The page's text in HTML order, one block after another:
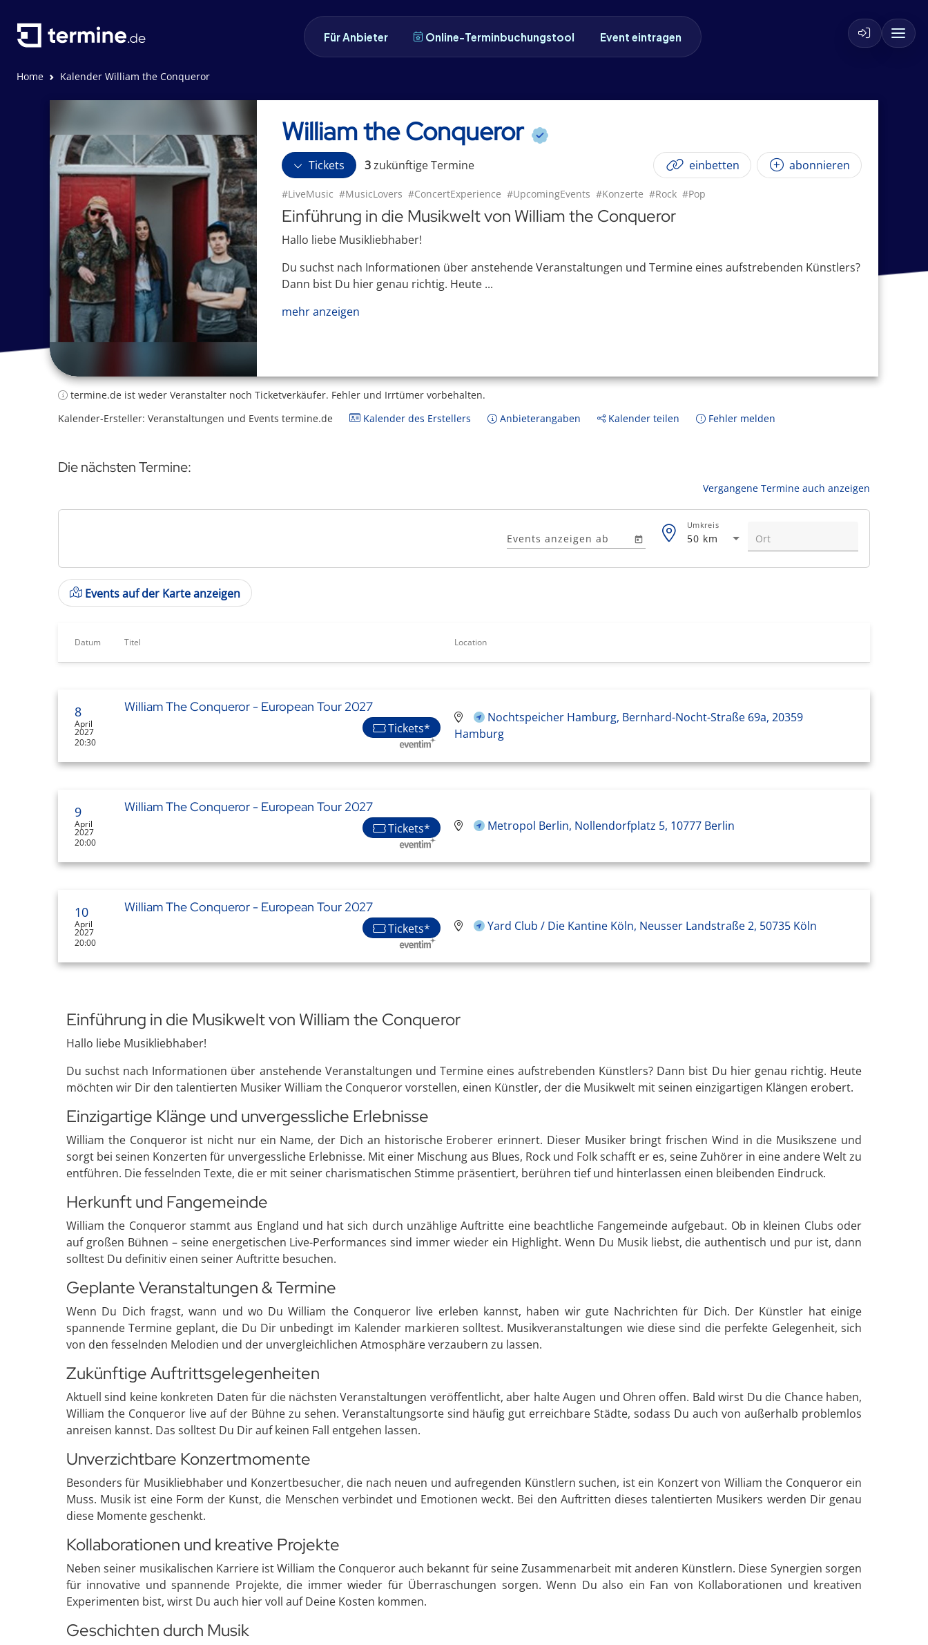
Für Anbieter Online-Terminbuchungstool Event eintragen
Home Kalender William the Conqueror
William the Conqueror
Tickets 3zukünftigeTermine einbetten abonnieren
#LiveMusic #MusicLovers #ConcertExperience #UpcomingEvents #Konzerte #Rock #Pop
Einführung in die Musikwelt von William the Conqueror
Hallo liebe Musikliebhaber!
Du suchst nach Informationen über anstehende Veranstaltungen und Termine eines aufstrebenden Künstlers?
Dann bist Du hier genau richtig. Heute ...
mehr anzeigen
termine.de ist weder Veranstalter noch Ticketverkäufer. Fehler und Irrtümer vorbehalten.
Kalender-Ersteller: Veranstaltungen und Events termine.de
Kalender des Erstellers Anbieterangaben Kalender teilen Fehler melden
Die nächsten Termine:
Vergangene Termine auch anzeigen
Events anzeigen ab 50 km
Umkreis
Events auf der Karte anzeigen
Datum Titel Location
8
April
2027
20:30
William The Conqueror - European Tour 2027
Tickets*
Nochtspeicher Hamburg, Bernhard-Nocht-Straße 69a, 20359
Hamburg
9
April
2027
20:00
William The Conqueror - European Tour 2027
Tickets* Metropol Berlin, Nollendorfplatz 5, 10777 Berlin
10
April
2027
20:00
William The Conqueror - European Tour 2027
Tickets* Yard Club / Die Kantine Köln, Neusser Landstraße 2, 50735 Köln
Einführung in die Musikwelt von William the Conqueror
Hallo liebe Musikliebhaber!
Du suchst nach Informationen über anstehende Veranstaltungen und Termine eines aufstrebenden Künstlers? Dann bist Du hier genau richtig. Heute
möchten wir Dir den talentierten Musiker William the Conqueror vorstellen, einen Künstler, der die Musikwelt mit seinen einzigartigen Klängen erobert.
Einzigartige Klänge und unvergessliche Erlebnisse
William the Conqueror ist nicht nur ein Name, der Dich an historische Eroberer erinnert. Dieser Musiker bringt frischen Wind in die Musikszene und
sorgt bei seinen Konzerten für unvergessliche Erlebnisse. Mit einer Mischung aus Blues, Rock und Folk schafft er es, seine Zuhörer in eine andere Welt zu
entführen. Die fesselnden Texte, die er mit seiner charismatischen Stimme präsentiert, berühren tief und hinterlassen einen bleibenden Eindruck.
Herkunft und Fangemeinde
William the Conqueror stammt aus England und hat sich durch unzählige Auftritte eine beachtliche Fangemeinde aufgebaut. Ob in kleinen Clubs oder
auf großen Bühnen – seine energetischen Live-Performances sind immer wieder ein Highlight. Wenn Du Musik liebst, die authentisch und pur ist, dann
solltest Du definitiv einen seiner Auftritte besuchen.
Geplante Veranstaltungen & Termine
Wenn Du Dich fragst, wann und wo Du William the Conqueror live erleben kannst, haben wir gute Nachrichten für Dich. Der Künstler hat einige
spannende Termine geplant, die Du Dir unbedingt im Kalender markieren solltest. Musikveranstaltungen wie diese sind die perfekte Gelegenheit, sich
von den fesselnden Melodien und der unvergleichlichen Atmosphäre verzaubern zu lassen.
Zukünftige Auftrittsgelegenheiten
Aktuell sind keine konkreten Daten für die nächsten Veranstaltungen veröffentlicht, aber halte Augen und Ohren offen. Bald wirst Du die Chance haben,
William the Conqueror live auf der Bühne zu sehen. Veranstaltungsorte sind häufig gut erreichbare Städte, sodass Du auch von außerhalb problemlos
anreisen kannst. Das solltest Du Dir auf keinen Fall entgehen lassen.
Unverzichtbare Konzertmomente
Besonders für Musikliebhaber und Konzertbesucher, die nach neuen und aufregenden Künstlern suchen, ist ein Konzert von William the Conqueror ein
Muss. Musik ist eine Form der Kunst, die Menschen verbindet und Emotionen weckt. Bei den Auftritten dieses talentierten Musikers werden Dir genau
diese Momente geschenkt.
Kollaborationen und kreative Projekte
Neben seiner musikalischen Karriere ist William the Conqueror auch bekannt für seine Zusammenarbeit mit anderen Künstlern. Diese Synergien sorgen
für innovative und spannende Projekte, die immer wieder für Überraschungen sorgen. Wenn Du also ein Fan von Kollaborationen und kreativen
Experimenten bist, wirst Du auch hier voll auf Deine Kosten kommen.
Geschichten durch Musik